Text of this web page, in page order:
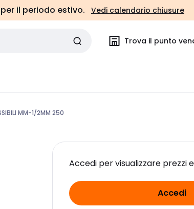
il periodo estivo. Vedi calendario chiusure
Trova il punto
MM-1/2MM 250
Accedi per visualizzare prezzi
Accedi